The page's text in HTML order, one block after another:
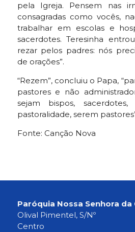
pela Igreja. Pensem nas
consagradas como vocês,
trabalhar em escolas e
sacerdotes. Teresinha
rezar pelos padres: nós
de orações”.
“Rezem”, concluiu o Papa,
pastores e não
sejam bispos,
pastoralidade, serem
Fonte: Canção Nova
Paróquia Nossa Senhora da
Olival Pimentel, S/Nº
Centro